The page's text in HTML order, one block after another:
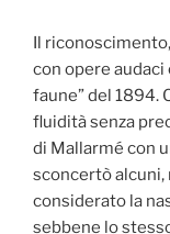
Il
con opere audaci
faune” del 1894.
fluidità senza
di Mallarmé con
sconcertò alcuni,
considerato la
sebbene lo